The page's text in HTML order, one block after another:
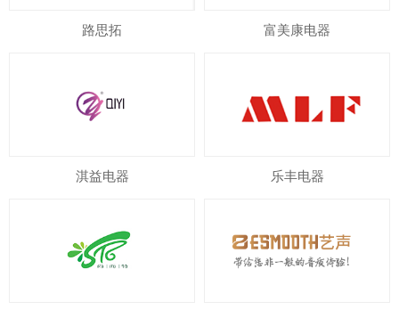
路思拓 富美康电器
淇益电器 乐丰电器